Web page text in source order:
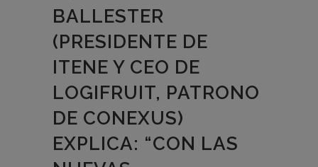
BALLESTER
(PRESIDENTE DE
ITENE Y CEO DE
LOGIFRUIT, PATRONO
DE CONEXUS)
EXPLICA: “CON LAS